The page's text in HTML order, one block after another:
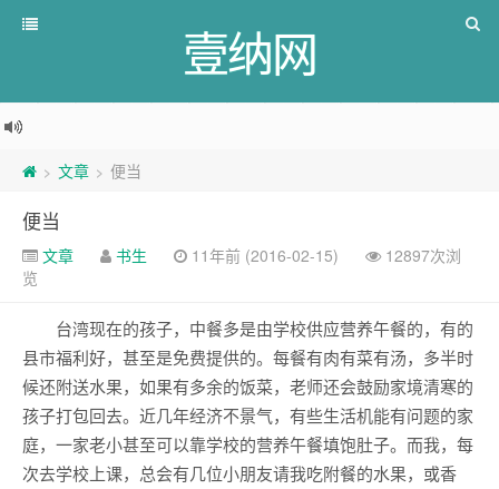
壹纳网
> 文章 > 便当
便当
文章 书生 11年前 (2016-02-15)
12897次浏
览
台湾现在的孩子，中餐多是由学校供应营养午餐的，有的
县市福利好，甚至是免费提供的。每餐有肉有菜有汤，多半时
候还附送水果，如果有多余的饭菜，老师还会鼓励家境清寒的
孩子打包回去。近几年经济不景气，有些生活机能有问题的家
庭，一家老小甚至可以靠学校的营养午餐填饱肚子。而我，每
次去学校上课，总会有几位小朋友请我吃附餐的水果，或香